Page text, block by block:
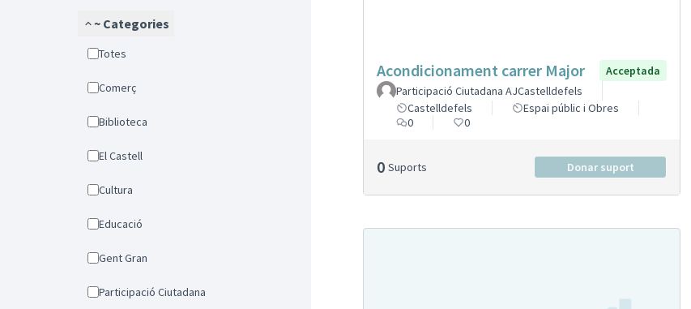
~ Categories
Totes
Comerç
Biblioteca
El Castell
Cultura
Educació
Gent Gran
Participació Ciutadana
Acondicionament carrer Major
Acceptada
Participació Ciutadana AJCastelldefels
Castelldefels
Espai públic i Obres
0
0
0 Suports Donar suport